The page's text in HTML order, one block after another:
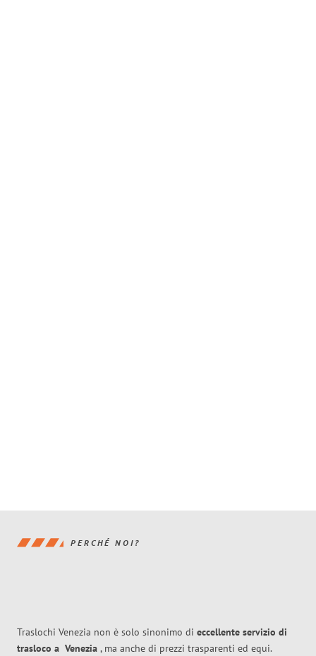
PERCHÉ NOI?
Traslochi Venezia non è solo sinonimo di eccellente servizio di
trasloco a Venezia , ma anche di prezzi trasparenti ed equi.